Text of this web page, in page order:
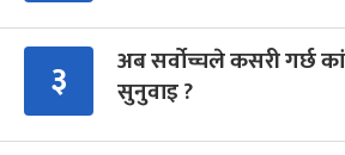
३
अब सर्वोच्चले कसरी गर्छ
सुनुवाइ ?